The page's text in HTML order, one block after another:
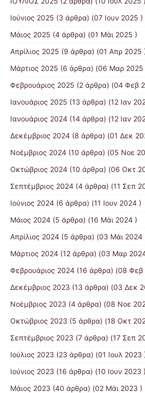
Ιούνιος 2025 (3 άρθρα) (07 Ιουν 2025 )
Μάιος 2025 (4 άρθρα) (01 Μάι 2025 )
Απρίλιος 2025 (9 άρθρα) (01 Απρ 2025
Μάρτιος 2025 (6 άρθρα) (06 Μαρ 2025
Φεβρουάριος 2025 (2 άρθρα) (04 Φεβ
Ιανουάριος 2025 (13 άρθρα) (12 Ιαν
Ιανουάριος 2024 (14 άρθρα) (12 Ιαν
Δεκέμβριος 2024 (8 άρθρα) (01 Δεκ
Νοέμβριος 2024 (10 άρθρα) (05 Νοε
Οκτώβριος 2024 (10 άρθρα) (06 Οκτ
Σεπτέμβριος 2024 (4 άρθρα) (11 Σεπ
Ιούνιος 2024 (6 άρθρα) (11 Ιουν 2024 )
Μάιος 2024 (5 άρθρα) (16 Μάι 2024 )
Απρίλιος 2024 (5 άρθρα) (03 Μάι 2024
Μάρτιος 2024 (12 άρθρα) (03 Μαρ
Φεβρουάριος 2024 (16 άρθρα) (08 Φεβ
Δεκέμβριος 2023 (13 άρθρα) (03 Δεκ
Νοέμβριος 2023 (4 άρθρα) (08 Νοε
Οκτώβριος 2023 (5 άρθρα) (18 Οκτ
Σεπτέμβριος 2023 (7 άρθρα) (17 Σεπ
Ιούλιος 2023 (23 άρθρα) (01 Ιουλ 2023
Ιούνιος 2023 (16 άρθρα) (10 Ιουν 2023 )
Μάιος 2023 (40 άρθρα) (02 Μάι 2023 )